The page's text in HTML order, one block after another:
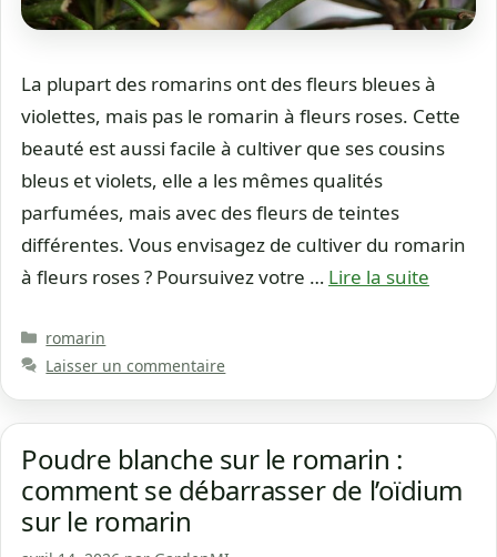
La plupart des romarins ont des fleurs bleues à
violettes, mais pas le romarin à fleurs roses. Cette
beauté est aussi facile à cultiver que ses cousins
bleus et violets, elle a les mêmes qualités
parfumées, mais avec des fleurs de teintes
différentes. Vous envisagez de cultiver du romarin
à fleurs roses ? Poursuivez votre … Lire la suite
Catégories
romarin
Laisser un commentaire
Poudre blanche sur le romarin :
comment se débarrasser de l’oïdium
sur le romarin